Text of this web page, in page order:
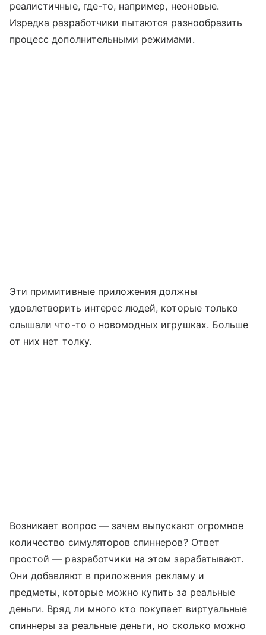
реалистичные, где-то, например, неоновые.
Изредка разработчики пытаются разнообразить
процесс дополнительными режимами.
Эти примитивные приложения должны
удовлетворить интерес людей, которые только
слышали что-то о новомодных игрушках. Больше
от них нет толку.
Возникает вопрос — зачем выпускают огромное
количество симуляторов спиннеров? Ответ
простой — разработчики на этом зарабатывают.
Они добавляют в приложения рекламу и
предметы, которые можно купить за реальные
деньги. Вряд ли много кто покупает виртуальные
спиннеры за реальные деньги, но сколько можно